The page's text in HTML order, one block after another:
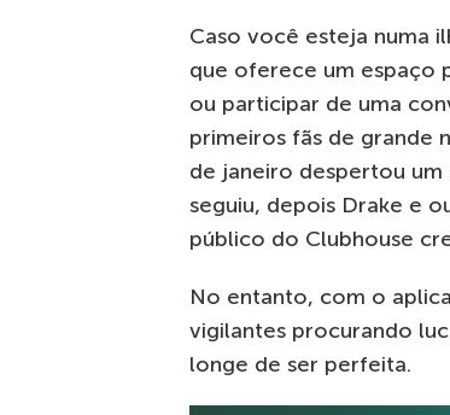
Caso você esteja numa
que oferece um espaço
ou participar de uma
primeiros fãs de grande
de janeiro despertou
seguiu, depois Drake e
público do Clubhouse
No entanto, com o
vigilantes procurando
longe de ser perfeita.